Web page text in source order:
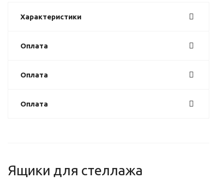
Характеристики
Оплата
Оплата
Оплата
Ящики для стеллажа